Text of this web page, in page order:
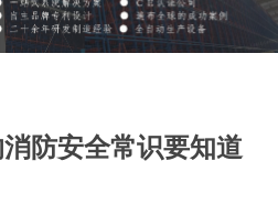
防安全常识要知道